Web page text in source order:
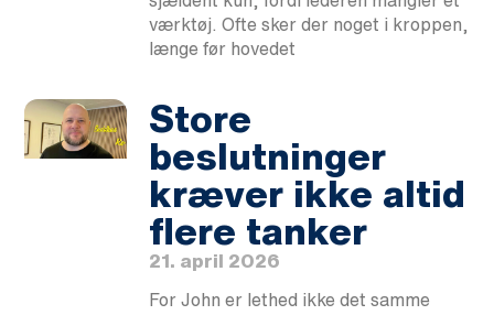
værktøj. Ofte sker der noget i kroppen,
længe før hovedet
Store
beslutninger
kræver ikke altid
flere tanker
21. april 2026
For John er lethed ikke det samme